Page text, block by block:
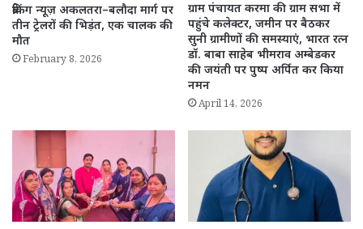
ब्रेकिंग न्यूज़ अकलतरा–बलौदा मार्ग पर
तीन ट्रेलरों की भिड़ंत, एक चालक की
मौत
February 8, 2026
ग्राम पंचायत करमा की ग्राम सभा में
पहुंचे कलेक्टर, जमीन पर बैठकर
सुनी ग्रामीणों की समस्याएं, भारत रत्न
डॉ. बाबा साहेब भीमराव अम्बेडकर
की जयंती पर पुष्प अर्पित कर किया
नमन
April 14, 2026